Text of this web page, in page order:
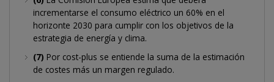
incrementarse el consumo eléctrico un 60% en el
horizonte 2030 para cumplir con los objetivos de la
estrategia de energía y clima.
(7) Por cost-plus se entiende la suma de la estimación
de costes más un margen regulado.